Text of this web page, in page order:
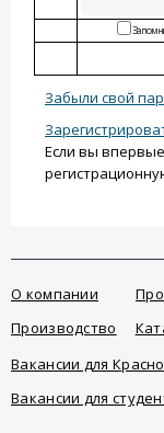
Забыли свой
Если вы
О компании
Производство
Вакансии для
Вакансии для